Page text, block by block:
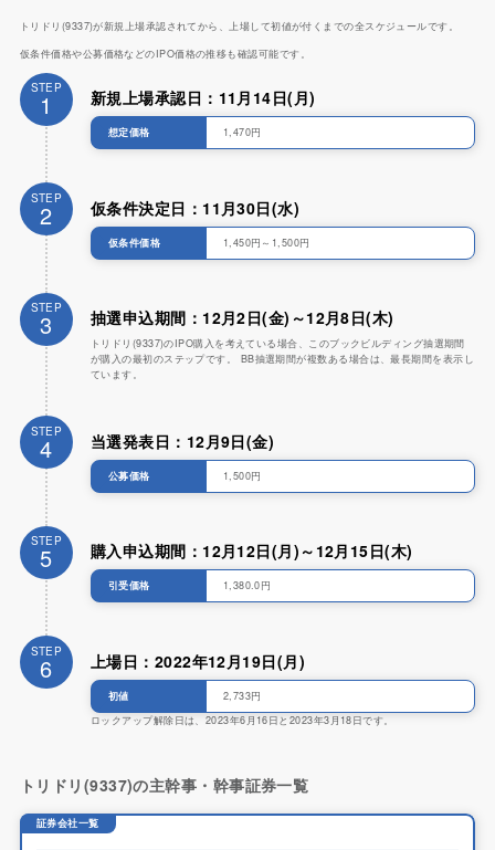
トリドリ(9337)が新規上場承認されてから、上場して初値が付くまでの全スケジュールです。
仮条件価格や公募価格などのIPO価格の推移も確認可能です。
STEP
1 新規上場承認日：11月14日(月)
想定価格 1,470円
STEP
2 仮条件決定日：11月30日(水)
仮条件価格 1,450円～1,500円
STEP
3 抽選申込期間：12月2日(金)～12月8日(木)
トリドリ(9337)のIPO購入を考えている場合、このブックビルディング抽選期間
が購入の最初のステップです。 BB抽選期間が複数ある場合は、最長期間を表示し
ています。
STEP
4 当選発表日：12月9日(金)
公募価格 1,500円
STEP
5 購入申込期間：12月12日(月)～12月15日(木)
引受価格 1,380.0円
STEP
6 上場日：2022年12月19日(月)
初値
2,733円
ロックアップ解除日は、2023年6月16日と2023年3月18日です。
トリドリ(9337)の主幹事・幹事証券一覧
証券会社一覧